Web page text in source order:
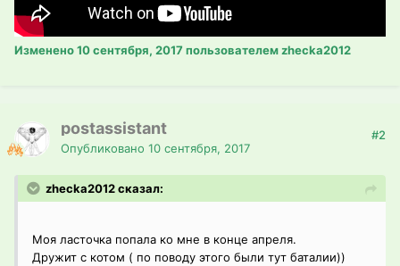
Изменено10 сентября, 2017 пользователем zhecka2012
postassistant
Опубликовано 10 сентября, 2017
#2
zhecka2012 сказал:
Моя ласточка попала ко мне в конце апреля.
Дружит с котом ( по поводу этого были тут баталии))